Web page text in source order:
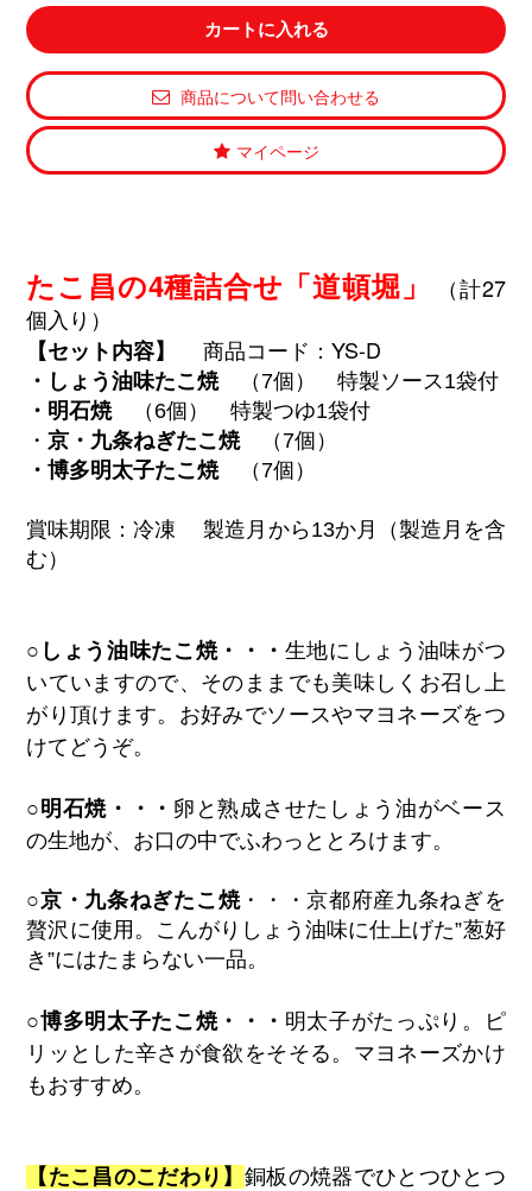
商品について問い合わせる
マイページ
たこ昌の4種詰合せ「道頓堀 」
（計27
個入り）
【セット内容】 商品コード：YS-D
・しょう油味たこ焼 （7個）
特製ソース1袋付
・明石焼
（6個）
特製つゆ1袋付
・京・九条ねぎたこ焼
（7個）
・博多明太子たこ焼 （7個）
賞味期限：冷凍 製造月から13か月（製造月を含
む）
○しょう油味たこ焼・・・ 生地にしょう油味がつ
いていますので、そのままでも美味しくお召し上
がり頂けます。お好みでソースやマヨネーズをつ
けてどうぞ。
○明石焼・・・ 卵と熟成させたしょう油がベース
の生地が、お口の中でふわっととろけます。
○京・九条ねぎたこ焼・・・京都府産九条ねぎを
贅沢に使用。こんがりしょう油味に仕上げた”葱好
き”にはたまらない一品。
○博多明太子たこ焼・・・ 明太子がたっぷり。ピ
リッとした辛さが食欲をそそる。マヨネーズかけ
もおすすめ。
【たこ昌のこだわり】 銅板の焼器でひとつひとつ